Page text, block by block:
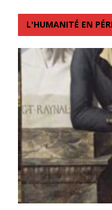
L'HUMANITÉ EN